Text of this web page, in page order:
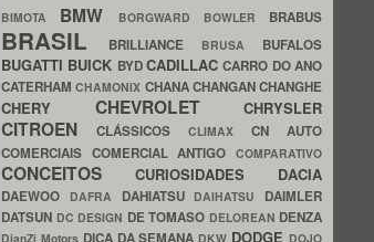
BIMOTA BMW BORGWARD BOWLER BRABUS
BRASIL BRILLIANCE BRUSA BUFALOS
BUGATTI BUICK BYDCADILLACCARRO DO ANO
CATERHAMCHAMONIX CHANACHANGANCHANGHE
CHERY CHEVROLET CHRYSLER
CITROEN CLÁSSICOS CLIMAX CN AUTO
COMERCIAIS COMERCIAL ANTIGOCOMPARATIVO
CONCEITOS CURIOSIDADES DACIA
DAEWOO DAFRA DAHIATSU DAIHATSU DAIMLER
DATSUN DC DESIGN DE TOMASO DELOREAN DENZA
DianZi Motors DICA DA SEMANA DKW DODGE DOJO